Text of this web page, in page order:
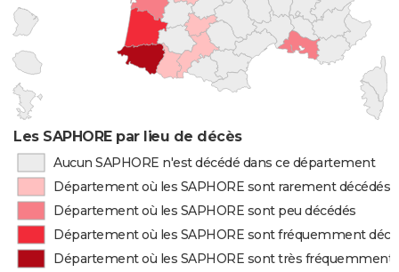
Les SAPHORE par lieu de décès
Aucun SAPHORE n'est décédé dans ce département
Département où les SAPHORE sont rarement décédés
Département où les SAPHORE sont peu décédés
Département où les SAPHORE sont fréquemment
Département où les SAPHORE sont très fréquemment